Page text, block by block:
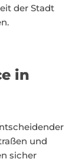
der Stadt
in
und
sicher